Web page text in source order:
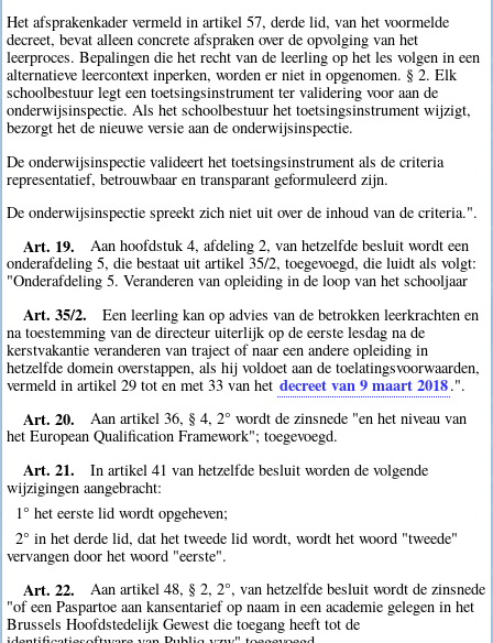
Het afsprakenkader vermeld in artikel 57, derde lid, van het voormelde
decreet, bevat alleen concrete afspraken over de opvolging van het
leerproces. Bepalingen die het recht van de leerling op het les volgen in een
alternatieve leercontext inperken, worden er niet in opgenomen. § 2. Elk
schoolbestuur legt een toetsingsinstrument ter validering voor aan de
onderwijsinspectie. Als het schoolbestuur het toetsingsinstrument wijzigt,
bezorgt het de nieuwe versie aan de onderwijsinspectie.
De onderwijsinspectie valideert het toetsingsinstrument als de criteria
representatief, betrouwbaar en transparant geformuleerd zijn.
De onderwijsinspectie spreekt zich niet uit over de inhoud van de criteria.".
Art. 19.
Aan hoofdstuk 4, afdeling 2, van hetzelfde besluit wordt een
onderafdeling 5, die bestaat uit artikel 35/2, toegevoegd, die luidt als volgt:
"Onderafdeling 5. Veranderen van opleiding in de loop van het schooljaar
Art. 35/2.
Een leerling kan op advies van de betrokken leerkrachten en
na toestemming van de directeur uiterlijk op de eerste lesdag na de
kerstvakantie veranderen van traject of naar een andere opleiding in
hetzelfde domein overstappen, als hij voldoet aan de toelatingsvoorwaarden,
vermeld in artikel 29 tot en met 33 van het decreet van 9 maart 2018.".
Art. 20.
Aan artikel 36, § 4, 2° wordt de zinsnede "en het niveau van
het European Qualification Framework"; toegevoegd.
Art. 21.
In artikel 41 van hetzelfde besluit worden de volgende
wijzigingen aangebracht:
1° het eerste lid wordt opgeheven;
2° in het derde lid, dat het tweede lid wordt, wordt het woord "tweede"
vervangen door het woord "eerste".
Art. 22.
Aan artikel 48, § 2, 2°, van hetzelfde besluit wordt de zinsnede
"of een Paspartoe aan kansentarief op naam in een academie gelegen in het
Brussels Hoofdstedelijk Gewest die toegang heeft tot de